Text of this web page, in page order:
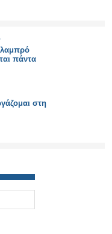
λαμπρό
πάντα
στη